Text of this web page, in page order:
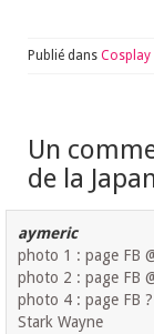
Publié dans Cosplay
Un
de la
aymeric
photo 1 : page FB
photo 2 : page FB
photo 4 : page FB
Stark Wayne